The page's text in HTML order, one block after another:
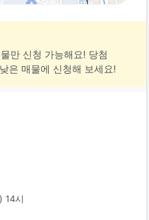
만 신청 가능해요! 당첨
은 매물에 신청해 보세요!
14시